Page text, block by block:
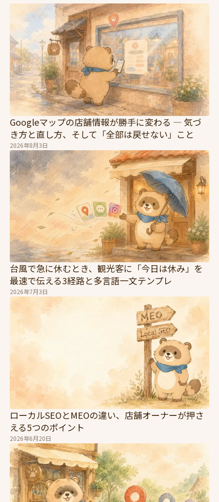
Googleマップの店舗情報が勝手に変わる — 気づ
き方と直し方、そして「全部は戻せない」こと
2026年8月3日
台風で急に休むとき、観光客に「今日は休み」を
最速で伝える3経路と多言語一文テンプレ
2026年7月3日
ローカルSEOとMEOの違い、店舗オーナーが押さ
える5つのポイント
2026年6月20日